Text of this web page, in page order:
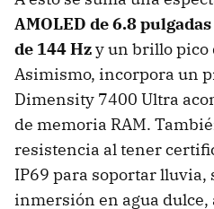
AMOLED de 6.8
de 144 Hzy un brillo pico
Asimismo, incorpora un
Dimensity 7400 Ultra
de memoria RAM.
resistencia al tener
IP69 para soportar
inmersión en agua dulce,